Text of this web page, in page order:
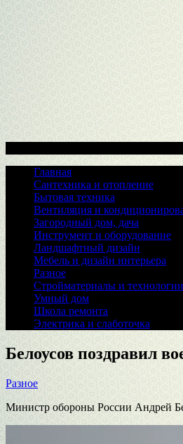
Главная
Сантехника и отопление
Бытовая техника
Вентиляция и
Загородный дом, дача
Инструмент и оборудование
Ландшафтный дизайн
Мебель и дизайн интерьера
Разное
Стройматериалы и технологии
Умный дом
Школа ремонта
Электрика и слаботочка
Белоусов поздравил
Разное
Министр обороны России Андрей